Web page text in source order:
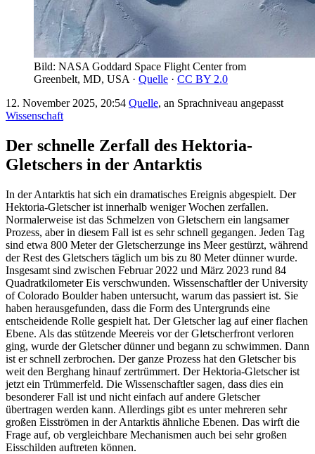
Bild: NASA Goddard Space Flight Center from
Greenbelt, MD, USA · Quelle · CC BY 2.0
12. November 2025, 20:54 Quelle, an Sprachniveau angepasst
Wissenschaft
Der schnelle Zerfall des Hektoria-
Gletschers in der Antarktis
In der Antarktis hat sich ein dramatisches Ereignis abgespielt. Der
Hektoria-Gletscher ist innerhalb weniger Wochen zerfallen.
Normalerweise ist das Schmelzen von Gletschern ein langsamer
Prozess, aber in diesem Fall ist es sehr schnell gegangen. Jeden Tag
sind etwa 800 Meter der Gletscherzunge ins Meer gestürzt, während
der Rest des Gletschers täglich um bis zu 80 Meter dünner wurde.
Insgesamt sind zwischen Februar 2022 und März 2023 rund 84
Quadratkilometer Eis verschwunden. Wissenschaftler der University
of Colorado Boulder haben untersucht, warum das passiert ist. Sie
haben herausgefunden, dass die Form des Untergrunds eine
entscheidende Rolle gespielt hat. Der Gletscher lag auf einer flachen
Ebene. Als das stützende Meereis vor der Gletscherfront verloren
ging, wurde der Gletscher dünner und begann zu schwimmen. Dann
ist er schnell zerbrochen. Der ganze Prozess hat den Gletscher bis
weit den Berghang hinauf zertrümmert. Der Hektoria-Gletscher ist
jetzt ein Trümmerfeld. Die Wissenschaftler sagen, dass dies ein
besonderer Fall ist und nicht einfach auf andere Gletscher
übertragen werden kann. Allerdings gibt es unter mehreren sehr
großen Eisströmen in der Antarktis ähnliche Ebenen. Das wirft die
Frage auf, ob vergleichbare Mechanismen auch bei sehr großen
Eisschilden auftreten können.